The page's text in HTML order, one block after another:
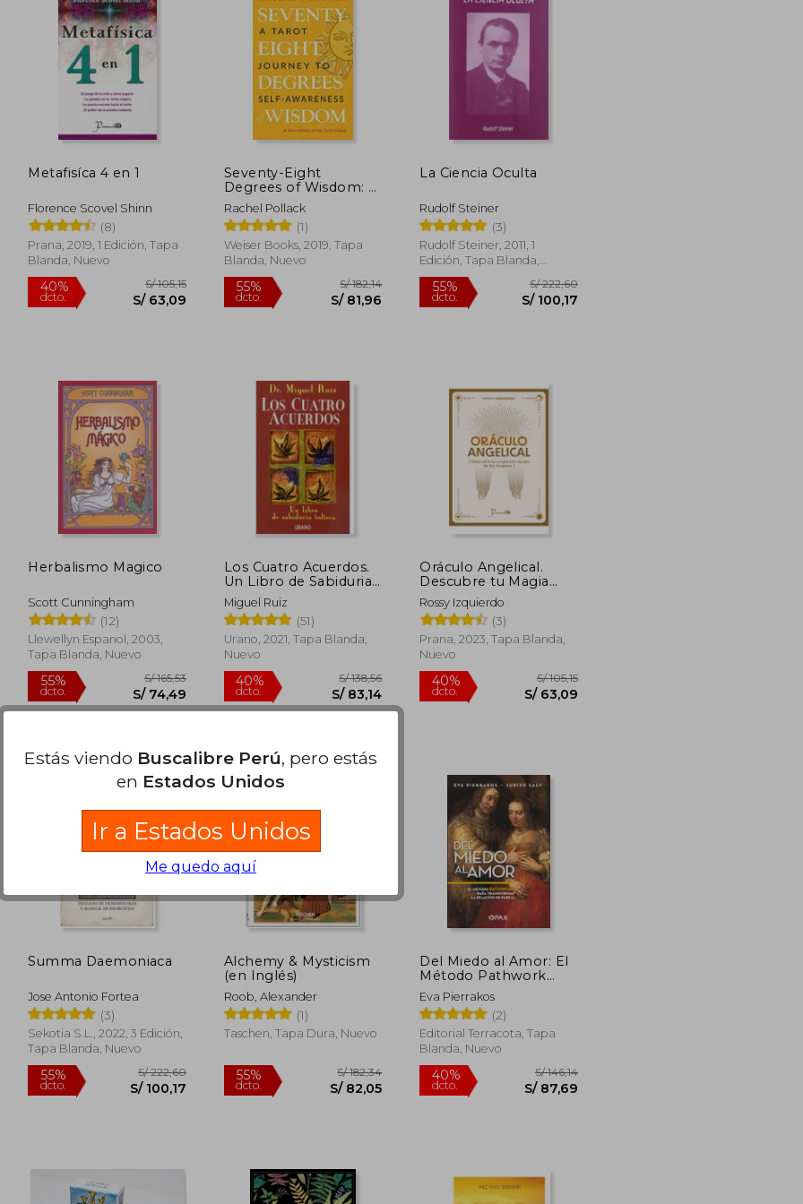
40%
dcto.
55%
dcto.
S/ 201,97 30%
Metafisíca 4 en 1
Florence Scovel Shinn
(8)
Prana, 2019, 1 Edición, Tapa
Blanda, Nuevo
40%
dcto.
Seventy-Eight
Degrees of Wisdom: A
Tarot Journey to Self-
Awareness (a new
Edition of the Tarot
Classic) (en Inglés)
Rachel Pollack
(1)
Weiser Books, 2019, Tapa
Blanda, Nuevo
55%
dcto.
S/ 182,14
S/ 81,96
La Ciencia Oculta
Rudolf Steiner
(3)
Rudolf Steiner, 2011, 1
Edición, Tapa Blanda,
Nuevo
55%
dcto.
Herbalismo Magico
Scott Cunningham
(12)
Llewellyn Espanol, 2003,
Tapa Blanda, Nuevo
dcto. S/ 74,49
Los Cuatro Acuerdos.
Un Libro de Sabiduria
Tolteca
Miguel Ruiz
(51)
Urano, 2021, Tapa Blanda,
Nuevo
dcto.
S/ 138,56
S/ 83,14
Oráculo Angelical.
Descubre tu Magia
con Ayuda de los
Ángeles
Rossy Izquierdo
(3)
Prana, 2023, Tapa Blanda,
Nuevo
40%
dcto.
Summa Daemoniaca
Jose Antonio Fortea
(3)
Sekotia S.L., 2022, 3 Edición,
Tapa Blanda, Nuevo
Alchemy & Mysticism
(en Inglés)
Roob, Alexander
(1)
Taschen, Tapa Dura, Nuevo
Del Miedo al Amor: El
Método Pathwork
Para Transformar la
Relación de Pareja
Eva Pierrakos
(2)
Editorial Terracota, Tapa
Blanda, Nuevo
Estás viendo Buscalibre Perú, pero estás
en Estados Unidos
Ir a Estados Unidos
Me quedo aquí